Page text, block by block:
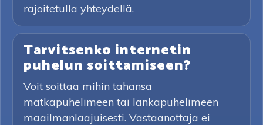
rajoitetulla yhteydellä.
Tarvitsenko internetin
puhelun soittamiseen?
Voit soittaa mihin tahansa
matkapuhelimeen tai lankapuhelimeen
maailmanlaajuisesti. Vastaanottaja ei